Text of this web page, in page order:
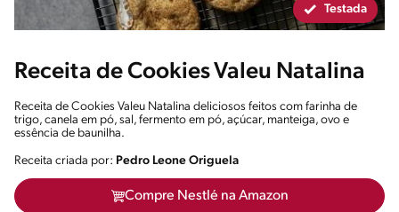
Testada
Receita de Cookies Valeu Natalina
Receita de Cookies Valeu Natalina deliciosos feitos com farinha de
trigo, canela em pó, sal, fermento em pó, açúcar, manteiga, ovo e
essência de baunilha.
Receita criada por: Pedro Leone Origuela
Compre Nestlé na Amazon